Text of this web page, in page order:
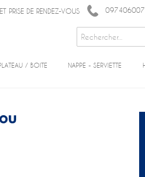
PRISE DE RENDEZ-VOUS
/ BOITE NAPPE - SERVIETTE